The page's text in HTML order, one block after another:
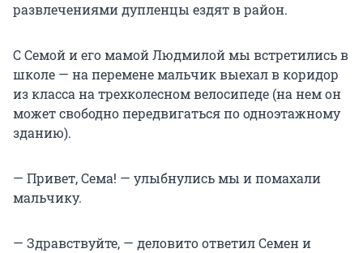
развлечениями дупленцы ездят в район.
С Семой и его мамой Людмилой мы встретились в
школе — на перемене мальчик выехал в коридор
из класса на трехколесном велосипеде (на нем он
может свободно передвигаться по одноэтажному
зданию).
— Привет, Сема! — улыбнулись мы и помахали
мальчику.
— Здравствуйте, — деловито ответил Семен и